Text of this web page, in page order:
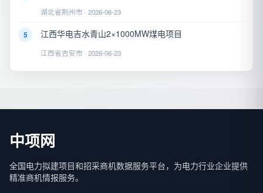
湖北省荆州市 · 2026-06-23
5 江西华电吉水青山2×1000MW煤电项目
江西省吉安市 · 2026-06-23
中项网
全国电力拟建项目和招采商机数据服务平台，为电力行业企业提供
精准商机情报服务。